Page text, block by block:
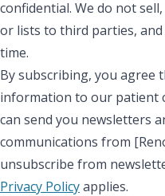
confidential. We do not
or lists to third parties,
time.
By subscribing, you agree
information to our patient
can send you newsletters
communications from
unsubscribe from
Privacy Policyapplies.